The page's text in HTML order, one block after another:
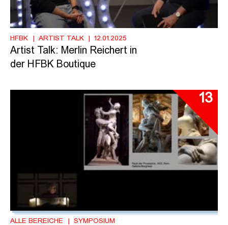
HFBK ARTIST TALK 12.01.2025
Artist Talk: Merlin Reichert in
der HFBK Boutique
13
ALLE BEREICHE SYMPOSIUM